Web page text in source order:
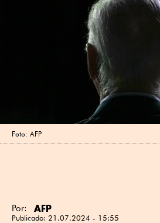
Foto: AFP
Por: AFP
Publicado: 21.07.2024 - 15:55